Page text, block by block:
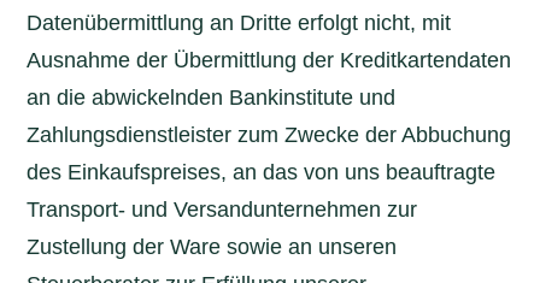
Datenübermittlung an Dritte erfolgt nicht, mit
Ausnahme der Übermittlung der Kreditkartendaten
an die abwickelnden Bankinstitute und
Zahlungsdienstleister zum Zwecke der Abbuchung
des Einkaufspreises, an das von uns beauftragte
Transport- und Versandunternehmen zur
Zustellung der Ware sowie an unseren